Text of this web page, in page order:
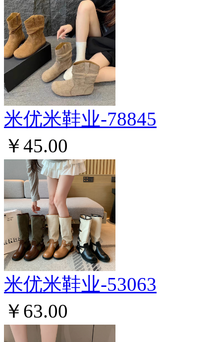
米优米鞋业-78845
￥45.00
米优米鞋业-53063
￥63.00